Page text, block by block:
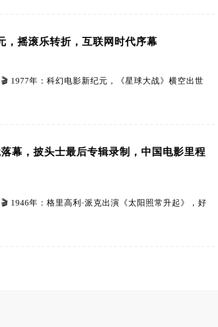
，摇滚乐转折，互联网时代序幕
1977年：科幻电影新纪元，《星球大战》横空出世
幕，披头士最后专辑录制，中国电影里程
1946年：格里高利·派克出演《太阳照常升起》，好